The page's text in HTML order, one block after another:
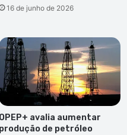
16 de junho de 2026
OPEP+ avalia aumentar
produção de petróleo